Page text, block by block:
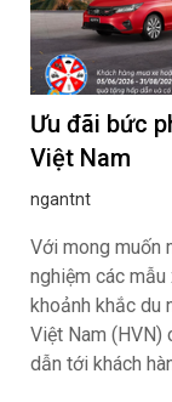
Ưu đãi bức
Việt Nam
ngantnt
Với mong muốn
nghiệm các
khoảnh khắc du
Việt Nam (HVN)
dẫn tới khách